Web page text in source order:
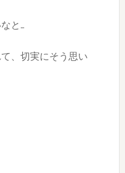
と…
、切実にそう思い